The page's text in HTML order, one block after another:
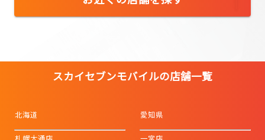
スカイセブンモバイルの店舗一覧
北海道 愛知県